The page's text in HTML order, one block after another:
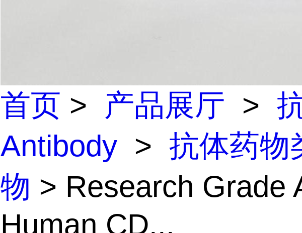
首页 > 产品展厅 >
Antibody > 抗体药物
物 > Research Grade
Human CD...